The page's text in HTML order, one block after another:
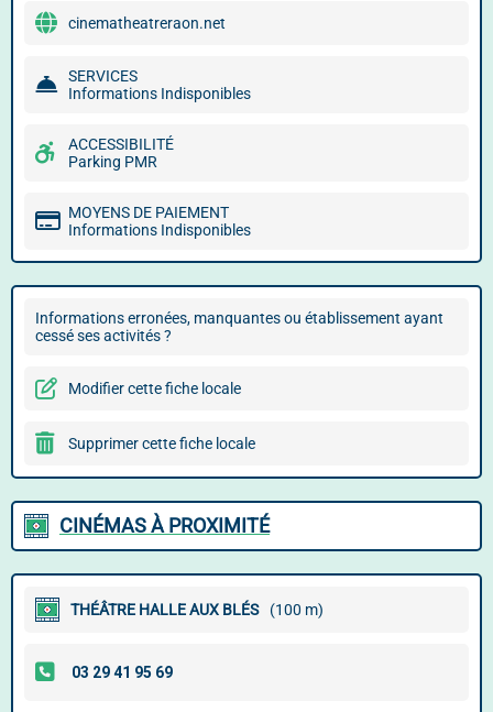
cinematheatreraon.net
SERVICES
Informations Indisponibles
ACCESSIBILITÉ
Parking PMR
MOYENS DE PAIEMENT
Informations Indisponibles
Informations erronées, manquantes ou établissement ayant
cessé ses activités ?
Modifier cette fiche locale
Supprimer cette fiche locale
CINÉMAS À PROXIMITÉ
THÉÂTRE HALLE AUX BLÉS (100 m)